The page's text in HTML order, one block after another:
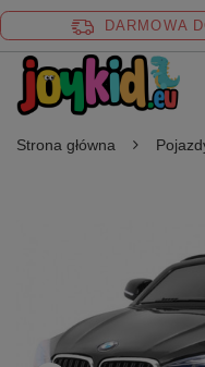
DARMOWA
Strona główna